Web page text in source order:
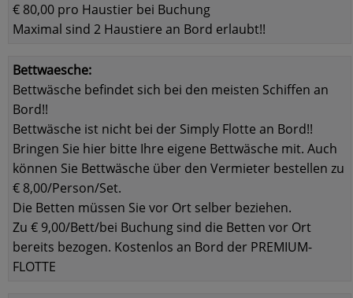
€ 80,00 pro Haustier bei Buchung
Maximal sind 2 Haustiere an Bord erlaubt!!
Bettwaesche:
Bettwäsche befindet sich bei den meisten Schiffen an
Bord!!
Bettwäsche ist nicht bei der Simply Flotte an Bord!!
Bringen Sie hier bitte Ihre eigene Bettwäsche mit. Auch
können Sie Bettwäsche über den Vermieter bestellen zu
€ 8,00/Person/Set.
Die Betten müssen Sie vor Ort selber beziehen.
Zu € 9,00/Bett/bei Buchung sind die Betten vor Ort
bereits bezogen. Kostenlos an Bord der PREMIUM-
FLOTTE